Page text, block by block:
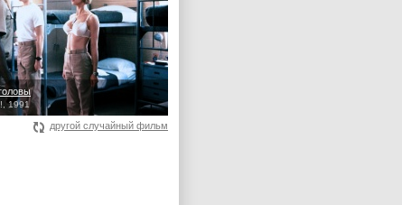
1991
другой случайный фильм